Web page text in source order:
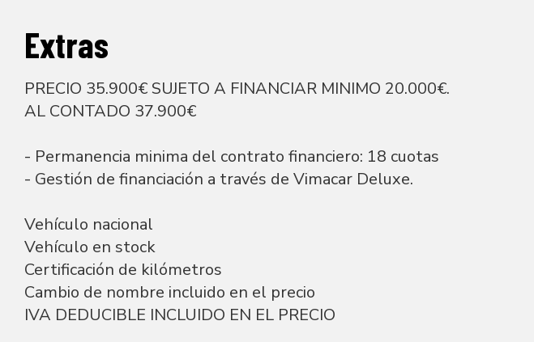
Extras
PRECIO 35.900€ SUJETO A FINANCIAR MINIMO 20.000€.
AL CONTADO 37.900€
- Permanencia minima del contrato financiero: 18 cuotas
- Gestión de financiación a través de Vimacar Deluxe.
Vehículo nacional
Vehículo en stock
Certificación de kilómetros
Cambio de nombre incluido en el precio
IVA DEDUCIBLE INCLUIDO EN EL PRECIO